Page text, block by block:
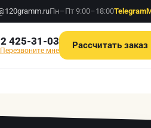
Пн–Пт 9:00–18:00Telegram
425-31-03
Перезвоните мне Рассчитать заказ